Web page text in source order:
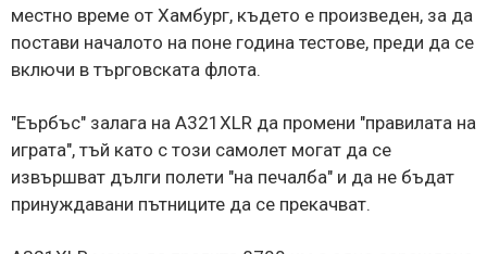
местно време от Хамбург, където е произведен, за да
постави началото на поне година тестове, преди да се
включи в търговската флота.
"Еърбъс" залага на A321XLR да промени "правилата на
играта", тъй като с този самолет могат да се
извършват дълги полети "на печалба" и да не бъдат
принуждавани пътниците да се прекачват.